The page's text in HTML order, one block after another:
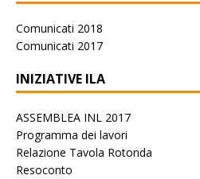
Comunicati 2018
Comunicati 2017
INIZIATIVE ILA
ASSEMBLEA INL 2017
Programma dei lavori
Relazione Tavola Rotonda
Resoconto